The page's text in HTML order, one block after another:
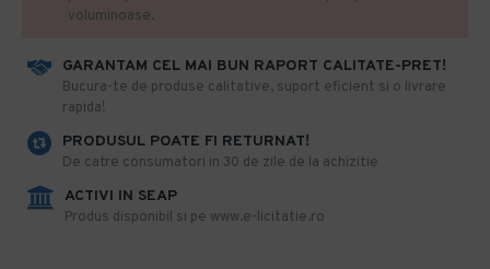
GARANTAM CEL MAI BUN RAPORT CALITATE-PRET!
​Bucura-te de produse calitative, suport eficient si o livrare
rapida!
PRODUSUL POATE FI RETURNAT!
De catre consumatori in 30 de zile de la achizitie
ACTIVI IN SEAP
Produs disponibil si pe www.e-licitatie.ro
voluminoase.